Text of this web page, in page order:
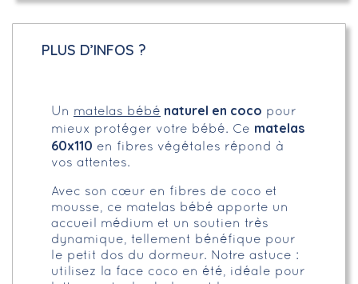
PLUS D’INFOS ?
Un matelas bébé naturel en coco pour
mieux protéger votre bébé. Ce matelas
60x110 en fibres végétales répond à
vos attentes.
Avec son cœur en fibres de coco et
mousse, ce matelas bébé apporte un
accueil médium et un soutien très
dynamique, tellement bénéfique pour
le petit dos du dormeur. Notre astuce :
utilisez la face coco en été, idéale pour